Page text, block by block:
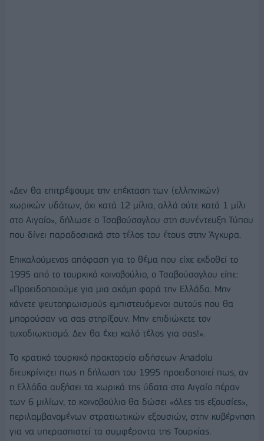
«Δεν θα επιτρέψουμε την επέκταση των (ελληνικών)
χωρικών υδάτων, όχι κατά 12 μίλια, αλλά ούτε κατά 1 μίλι
στο Αιγαίο», δήλωσε ο Τσαβούσογλου στη συνέντευξη Τύπου
που δίνει παραδοσιακά στο τέλος του έτους στην Άγκυρα.
Επικαλούμενος απόφαση για το θέμα που είχε εκδοθεί το
1995 από το τουρκικό κοινοβούλιο, ο Τσαβούσογλου είπε:
«Προειδοποιούμε για μια ακόμη φορά την Ελλάδα. Μην
κάνετε ψευτοηρωισμούς εμπιστευόμενοι αυτούς που θα
μπορούσαν να σας στηρίξουν. Μην επιδιώκετε τον
τυχοδιωκτισμό. Δεν θα έχει καλό τέλος για σας!».
Το κρατικό τουρκικό πρακτορείο ειδήσεων Anadolu
διευκρίνιζει πως η δήλωση του 1995 προειδοποιεί πως, αν
η Ελλάδα αυξήσει τα χωρικά της ύδατα στο Αιγαίο πέραν
των 6 μιλίων, το κοινοβούλιο θα δώσει «όλες τις εξουσίες»,
περιλαμβανομένων στρατιωτικών εξουσιών, στην κυβέρνηση
για να υπερασπιστεί τα συμφέροντα της Τουρκίας.